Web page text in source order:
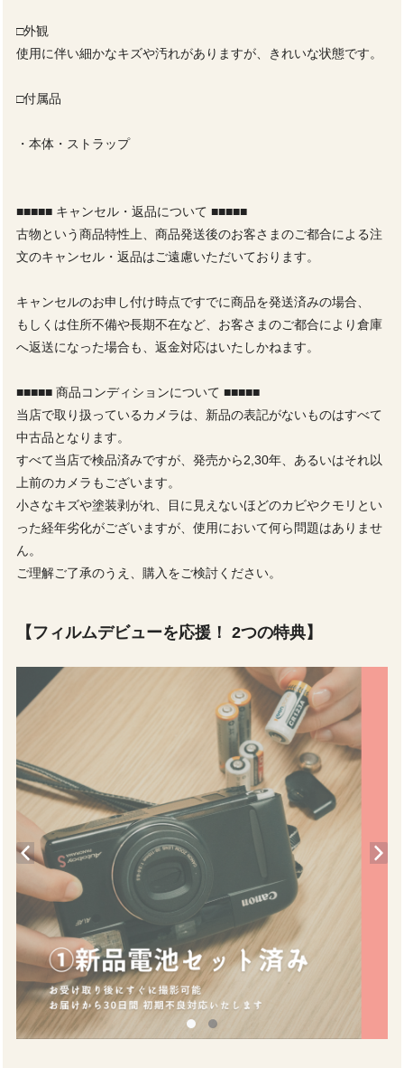
□外観
使用に伴い細かなキズや汚れがありますが、きれいな状態です。
□付属品
・本体・ストラップ
■■■■■ キャンセル・返品について ■■■■■
古物という商品特性上、商品発送後のお客さまのご都合による注
文のキャンセル・返品はご遠慮いただいております。
キャンセルのお申し付け時点ですでに商品を発送済みの場合、
もしくは住所不備や長期不在など、お客さまのご都合により倉庫
へ返送になった場合も、返金対応はいたしかねます。
■■■■■ 商品コンディションについて ■■■■■
当店で取り扱っているカメラは、新品の表記がないものはすべて
中古品となります。
すべて当店で検品済みですが、発売から2,30年、あるいはそれ以
上前のカメラもございます。
小さなキズや塗装剥がれ、目に見えないほどのカビやクモリとい
った経年劣化がございますが、使用において何ら問題はありませ
ん。
ご理解ご了承のうえ、購入をご検討ください。
【フィルムデビューを応援！ 2つの特典】